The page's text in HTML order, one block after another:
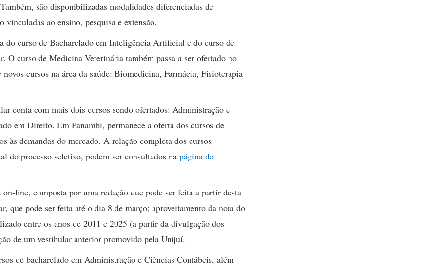
são disponibilizadas modalidades diferenciadas de
vinculadas ao ensino, pesquisa e extensão.
do curso de Bacharelado em Inteligência Artificial e do curso de
O curso de Medicina Veterinária também passa a ser ofertado no
cursos na área da saúde: Biomedicina, Farmácia, Fisioterapia
conta com mais dois cursos sendo ofertados: Administração e
em Direito. Em Panambi, permanece a oferta dos cursos de
às demandas do mercado. A relação completa dos cursos
do processo seletivo, podem ser consultados na página do
line, composta por uma redação que pode ser feita a partir desta
que pode ser feita até o dia 8 de março; aproveitamento da nota do
entre os anos de 2011 e 2025 (a partir da divulgação dos
de um vestibular anterior promovido pela Unijuí.
de bacharelado em Administração e Ciências Contábeis, além